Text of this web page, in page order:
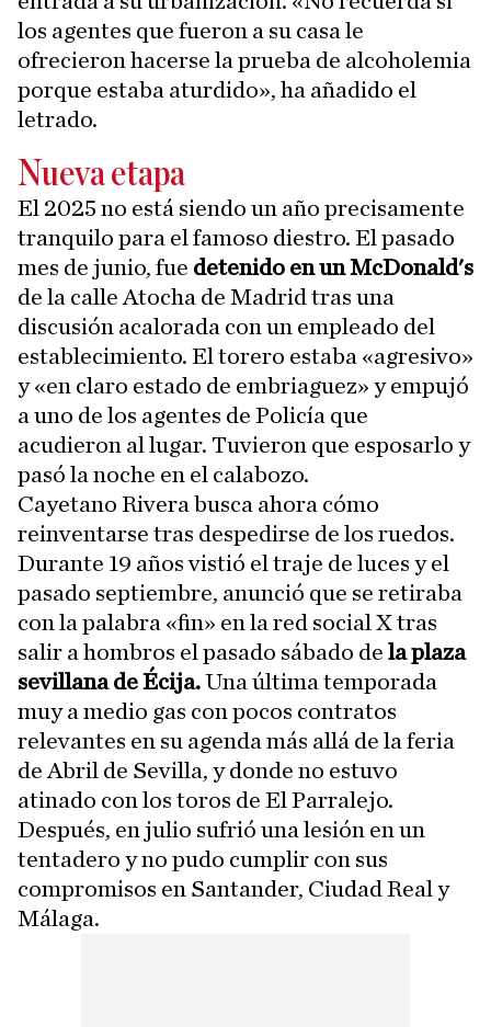
los agentes que fueron a su casa le
ofrecieron hacerse la prueba de alcoholemia
porque estaba aturdido», ha añadido el
letrado.
Nueva etapa
El 2025 no está siendo un año precisamente
tranquilo para el famoso diestro. El pasado
mes de junio, fue detenido en un McDonald's
de la calle Atocha de Madrid tras una
discusión acalorada con un empleado del
establecimiento. El torero estaba «agresivo»
y «en claro estado de embriaguez» y empujó
a uno de los agentes de Policía que
acudieron al lugar. Tuvieron que esposarlo y
pasó la noche en el calabozo.
Cayetano Rivera busca ahora cómo
reinventarse tras despedirse de los ruedos.
Durante 19 años vistió el traje de luces y el
pasado septiembre, anunció que se retiraba
con la palabra «fin» en la red social X tras
salir a hombros el pasado sábado de la plaza
sevillana de Écija.Una última temporada
muy a medio gas con pocos contratos
relevantes en su agenda más allá de la feria
de Abril de Sevilla, y donde no estuvo
atinado con los toros de El Parralejo.
Después, en julio sufrió una lesión en un
tentadero y no pudo cumplir con sus
compromisos en Santander, Ciudad Real y
Málaga.